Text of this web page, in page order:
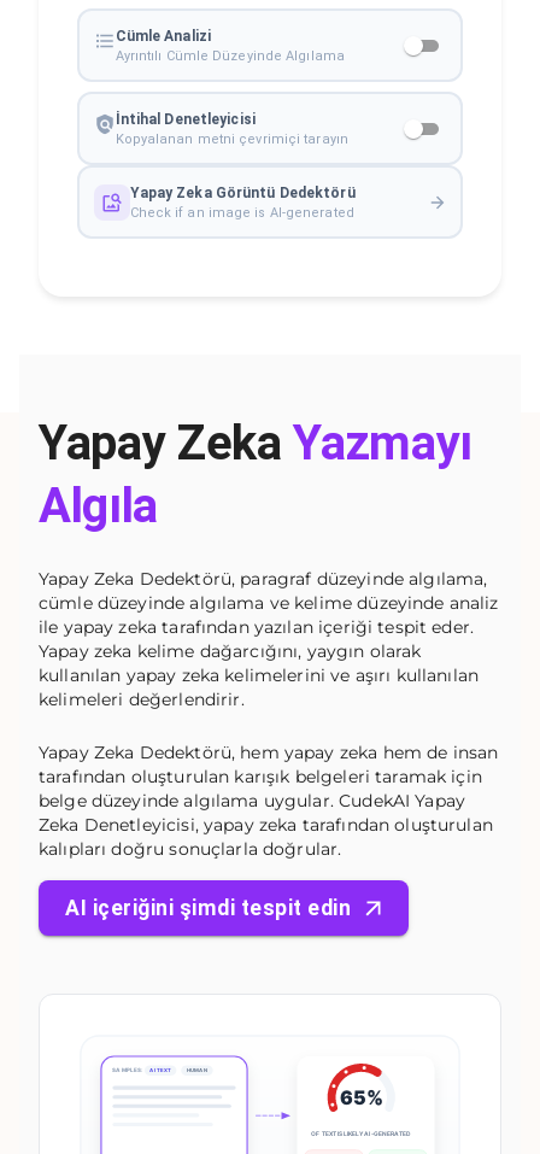
Cümle Analizi
Ayrıntılı Cümle Düzeyinde Algılama
İntihal Denetleyicisi
Kopyalanan metni çevrimiçi tarayın
Yapay Zeka Görüntü Dedektörü
Check if an image is AI-generated
Yapay Zeka Yazmayı
Algıla
Yapay Zeka Dedektörü, paragraf düzeyinde algılama,
cümle düzeyinde algılama ve kelime düzeyinde analiz
ile yapay zeka tarafından yazılan içeriği tespit eder.
Yapay zeka kelime dağarcığını, yaygın olarak
kullanılan yapay zeka kelimelerini ve aşırı kullanılan
kelimeleri değerlendirir.
Yapay Zeka Dedektörü, hem yapay zeka hem de insan
tarafından oluşturulan karışık belgeleri taramak için
belge düzeyinde algılama uygular. CudekAI Yapay
Zeka Denetleyicisi, yapay zeka tarafından oluşturulan
kalıpları doğru sonuçlarla doğrular.
AI içeriğini şimdi tespit edin
SAMPLES: AI TEXT HUMAN
65%
OF TEXT IS LIKELY AI-GENERATED